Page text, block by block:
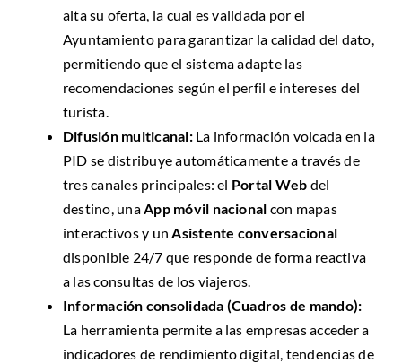
alta su oferta, la cual es validada por el
Ayuntamiento para garantizar la calidad del dato,
permitiendo que el sistema adapte las
recomendaciones según el perfil e intereses del
turista.
Difusión multicanal:La información volcada en la
PID se distribuye automáticamente a través de
tres canales principales: el Portal Web del
destino, unaApp móvil nacional con mapas
interactivos y unAsistente conversacional
disponible 24/7 que responde de forma reactiva
a las consultas de los viajeros.
Información consolidada (Cuadros de mando):
La herramienta permite a las empresas acceder a
indicadores de rendimiento digital, tendencias de